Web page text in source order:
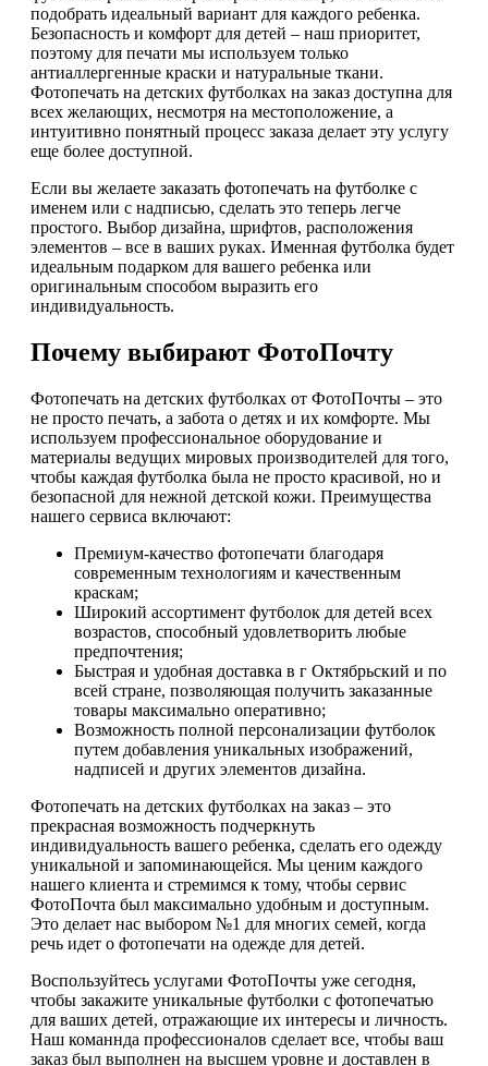
подобрать идеальный вариант для каждого ребенка.
Безопасность и комфорт для детей – наш приоритет,
поэтому для печати мы используем только
антиаллергенные краски и натуральные ткани.
Фотопечать на детских футболках на заказ доступна для
всех желающих, несмотря на местоположение, а
интуитивно понятный процесс заказа делает эту услугу
еще более доступной.
Если вы желаете заказать фотопечать на футболке с
именем или с надписью, сделать это теперь легче
простого. Выбор дизайна, шрифтов, расположения
элементов – все в ваших руках. Именная футболка будет
идеальным подарком для вашего ребенка или
оригинальным способом выразить его
индивидуальность.
Почему выбирают ФотоПочту
Фотопечать на детских футболках от ФотоПочты – это
не просто печать, а забота о детях и их комфорте. Мы
используем профессиональное оборудование и
материалы ведущих мировых производителей для того,
чтобы каждая футболка была не просто красивой, но и
безопасной для нежной детской кожи. Преимущества
нашего сервиса включают:
Премиум-качество фотопечати благодаря
современным технологиям и качественным
краскам;
Широкий ассортимент футболок для детей всех
возрастов, способный удовлетворить любые
предпочтения;
Быстрая и удобная доставка в г Октябрьский и по
всей стране, позволяющая получить заказанные
товары максимально оперативно;
Возможность полной персонализации футболок
путем добавления уникальных изображений,
надписей и других элементов дизайна.
Фотопечать на детских футболках на заказ – это
прекрасная возможность подчеркнуть
индивидуальность вашего ребенка, сделать его одежду
уникальной и запоминающейся. Мы ценим каждого
нашего клиента и стремимся к тому, чтобы сервис
ФотоПочта был максимально удобным и доступным.
Это делает нас выбором №1 для многих семей, когда
речь идет о фотопечати на одежде для детей.
Воспользуйтесь услугами ФотоПочты уже сегодня,
чтобы закажите уникальные футболки с фотопечатью
для ваших детей, отражающие их интересы и личность.
Наш команнда профессионалов сделает все, чтобы ваш
заказ был выполнен на высшем уровне и доставлен в